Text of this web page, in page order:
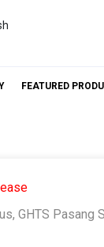
FEATURED
GHTS Pasang